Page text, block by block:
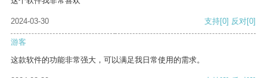
2024-03-30 支持[0] 反对[0]
游客
这款软件的功能非常强大，可以满足我日常使用的需求。